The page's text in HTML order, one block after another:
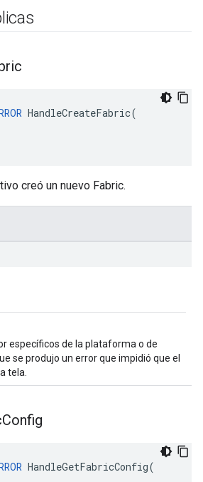
HandleCreateFabric(
creó un nuevo Fabric.
específicos de la plataforma o de
se produjo un error que impidió que el
tela.
Config
HandleGetFabricConfig(